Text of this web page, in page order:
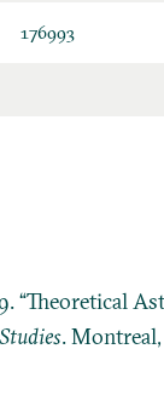
176993
“Theoretical
.